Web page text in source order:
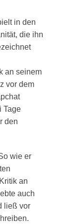
in den
die ihn
an seinem
vor dem
Tage
den
wie er
an
auch
ließ vor